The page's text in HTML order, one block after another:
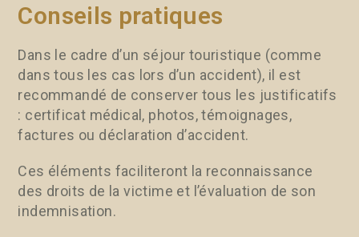
Conseils pratiques
Dans le cadre d’un séjour touristique (comme
dans tous les cas lors d’un accident), il est
recommandé de conserver tous les justificatifs
: certificat médical, photos, témoignages,
factures ou déclaration d’accident.
Ces éléments faciliteront la reconnaissance
des droits de la victime et l’évaluation de son
indemnisation.